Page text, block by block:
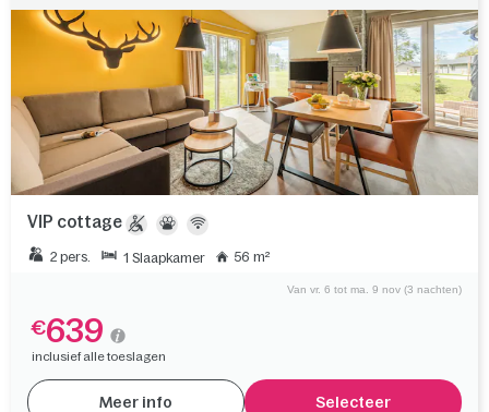
VIP cottage
2 pers. 1 Slaapkamer 56 m²
Van vr. 6 tot ma. 9 nov (3 nachten)
€639
inclusief alle toeslagen
Meer info Selecteer